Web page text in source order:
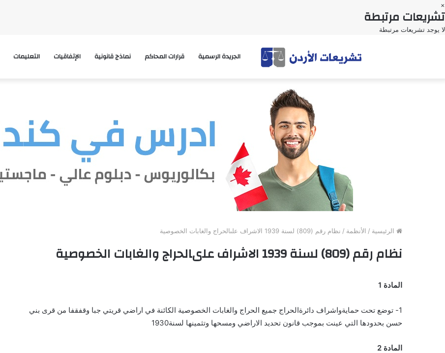
×
تشريعات مرتبطة
لا يوجد تشريعات مرتبطة
التعليمات الإتفاقيات نماذج قانونية قرارات المحاكم الجريدة الرسمية
الرئيسية / الأنظمة / نظام رقم (809) لسنة 1939 الاشراف علىالحراج والغابات الخصوصية
نظام رقم (809) لسنة 1939 الاشراف علىالحراج والغابات الخصوصية
المادة 1
1- توضع تحت حمايةواشراف دائرةالحراج جميع الحراج والغابات الخصوصية الكائنة في اراضي قريتي جبا وقفقفا من قرى بني
حسن بحدودها التي عينت بموجب قانون تحديد الاراضي ومسحها وتثمينها لسنة1930
المادة 2